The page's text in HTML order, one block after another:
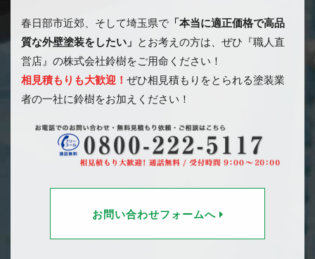
春日部市近郊、そして埼玉県で 「本当に適正価格で高品
質な外壁塗装をしたい」
とお考えの方は、ぜひ『職人直
営店』の株式会社鈴樹をご用命ください！
相見積もりも大歓迎！ ぜひ相見積もりをとられる塗装業
者の一社に鈴樹をお加えください！
お問い合わせフォームへ